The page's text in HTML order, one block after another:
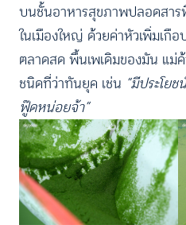
บนชั้นอาหารสุขภาพปลอดสาร
ในเมืองใหญ่ ด้วยค่าหัวเพิ่มเกือ
ตลาดสด พื้นเพเดิมของมัน แม่
ชนิดที่ว่าทันยุค เช่น “มีประโยช
ฟู๊ดหน่อยจ้า”